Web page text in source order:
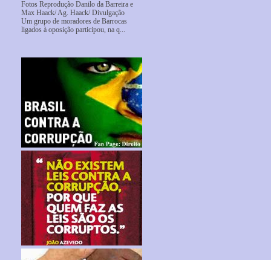
Fotos Reprodução Danilo da Barreira e
Max Haack/ Ag. Haack/ Divulgação
Um grupo de moradores de Barrocas
ligados à oposição participou, na q...